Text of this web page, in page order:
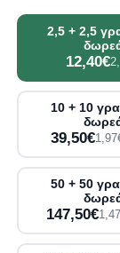
2,5 + 2,5
12,40€
10 + 10
39,50€
50 + 50
147,50€